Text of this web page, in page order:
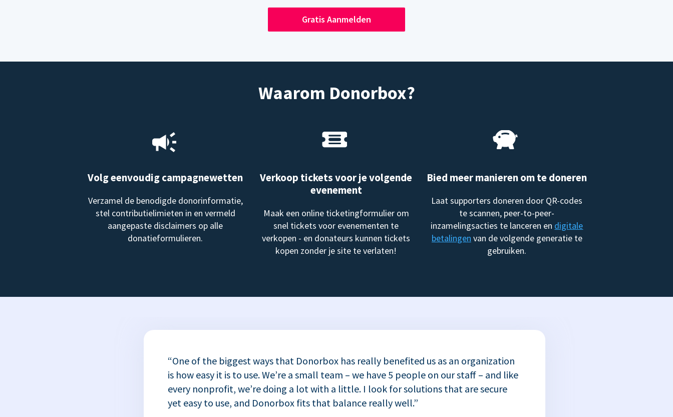
Gratis Aanmelden
Waarom Donorbox?
Volg eenvoudig campagnewetten
Verzamel de benodigde donorinformatie,
stel contributielimieten in en vermeld
aangepaste disclaimers op alle
donatieformulieren.
Verkoop tickets voor je volgende
evenement
Maak een online ticketingformulier om
snel tickets voor evenementen te
verkopen - en donateurs kunnen tickets
kopen zonder je site te verlaten!
Bied meer manieren om te doneren
Laat supporters doneren door QR-codes
te scannen, peer-to-peer-
inzamelingsacties te lanceren en digitale
betalingen van de volgende generatie te
gebruiken.
“One of the biggest ways that Donorbox has really benefited us as an organization
is how easy it is to use. We’re a small team – we have 5 people on our staff – and like
every nonprofit, we’re doing a lot with a little. I look for solutions that are secure
yet easy to use, and Donorbox fits that balance really well.”